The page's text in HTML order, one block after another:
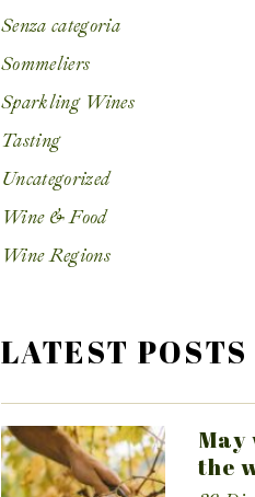
Senza categoria
Sommeliers
Sparkling Wines
Tasting
Uncategorized
Wine & Food
Wine Regions
LATEST POSTS
May
the